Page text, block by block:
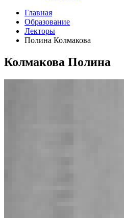
Главная
Образование
Лекторы
Полина Колмакова
Колмакова Полина